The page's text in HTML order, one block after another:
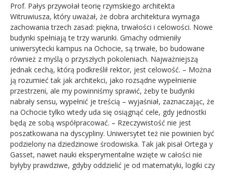
Prof. Pałys przywołał teorię rzymskiego architekta
Witruwiusza, który uważał, że dobra architektura wymaga
zachowania trzech zasad: piękna, trwałości i celowości. Nowe
budynki spełniają te trzy warunki. Gmachy odmieniły
uniwersytecki kampus na Ochocie, są trwałe, bo budowane
również z myślą o przyszłych pokoleniach. Najważniejszą
jednak cechą, którą podkreślił rektor, jest celowość. – Można
ją rozumieć tak jak architekci, jako rozsądne wypełnienie
przestrzeni, ale my powinniśmy sprawić, żeby te budynki
nabrały sensu, wypełnić je treścią – wyjaśniał, zaznaczając, że
na Ochocie tylko wtedy uda się osiągnąć cele, gdy jednostki
będą ze sobą współpracować. – Rzeczywistość nie jest
poszatkowana na dyscypliny. Uniwersytet też nie powinien być
podzielony na dziedzinowe środowiska. Tak jak pisał Ortega y
Gasset, nawet nauki eksperymentalne wzięte w całości nie
byłyby prawdziwe, gdyby oddzielić je od matematyki, logiki czy